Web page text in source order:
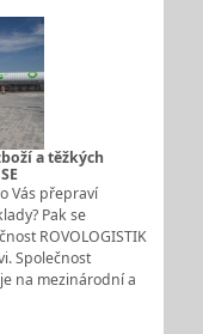
a těžkých
Vás přepraví
Pak se
ROVOLOGISTIK
Společnost
na mezinárodní a